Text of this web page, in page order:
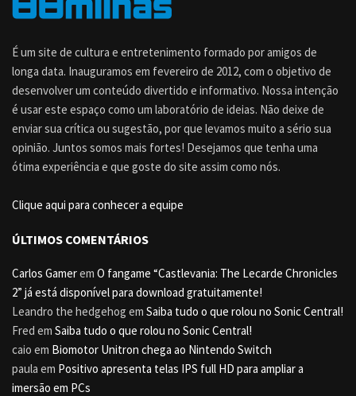
É um site de cultura e entretenimento formado por amigos de
longa data. Inauguramos em fevereiro de 2012, com o objetivo de
desenvolver um conteúdo divertido e informativo. Nossa intenção
é usar este espaço como um laboratório de ideias. Não deixe de
enviar sua crítica ou sugestão, por que levamos muito a sério sua
opinião. Juntos somos mais fortes! Desejamos que tenha uma
ótima experiência e que goste do site assim como nós.
Clique aqui para conhecer a equipe
ÚLTIMOS COMENTÁRIOS
Carlos Gamerem O fangame “Castlevania: The Lecarde Chronicles
2” já está disponível para download gratuitamente!
Leandro the hedgehog em Saiba tudo o que rolou no Sonic Central!
Fred em Saiba tudo o que rolou no Sonic Central!
caio em Biomotor Unitron chega ao Nintendo Switch
paula em Positivo apresenta telas IPS full HD para ampliar a
imersão em PCs